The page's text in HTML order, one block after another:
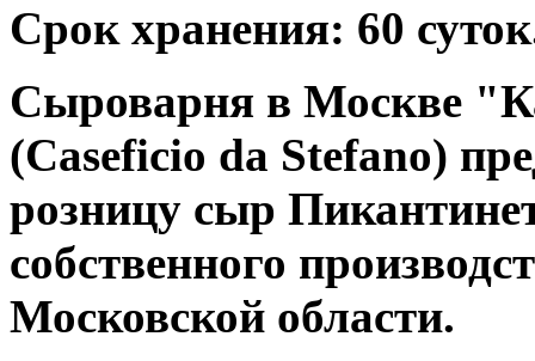
Срок хранения: 60
Сыроварня в Москве
(Caseficio da Stefano)
розницу сыр
собственного
Московской области.